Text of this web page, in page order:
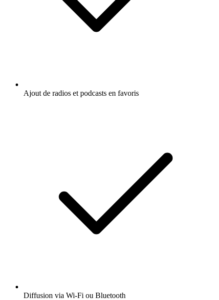
Ajout de radios et podcasts en favoris
Diffusion via Wi-Fi ou Bluetooth